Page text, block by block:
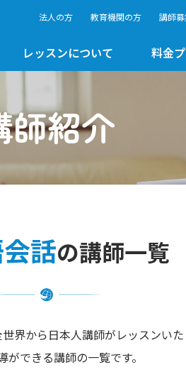
法人の方 教育機関の方 講師募
レッスンについて 料金
師紹介
話の講師一覧
界から日本人講師がレッスンいた
ができる講師の一覧です。